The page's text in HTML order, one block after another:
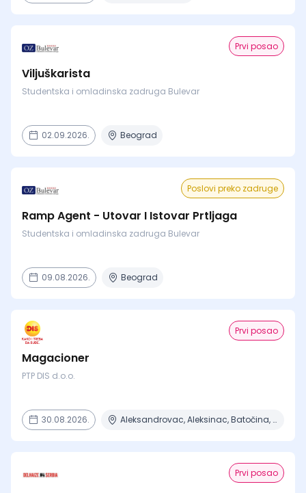
Prvi posao
Viljuškarista
Studentska i omladinska zadruga Bulevar
02.09.2026. Beograd
Poslovi preko zadruge
Ramp Agent - Utovar I Istovar Prtljaga
Studentska i omladinska zadruga Bulevar
09.08.2026. Beograd
Prvi posao
Magacioner
PTP DIS d.o.o.
30.08.2026. Aleksandrovac, Aleksinac, Batočina, Bela Crkva, Beograd + 7 mesta
Prvi posao